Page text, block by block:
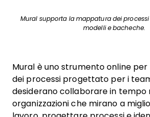
Mural supporta la mappatura dei
modelli e bacheche.
Mural è uno strumento online
dei processi progettato per i
desiderano collaborare in tempo
organizzazioni che mirano a